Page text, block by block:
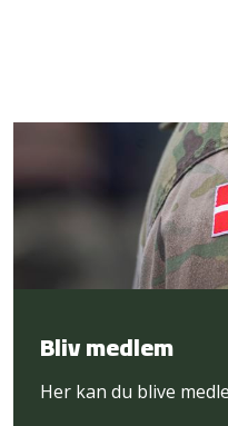
Bliv medlem
Her kan du blive